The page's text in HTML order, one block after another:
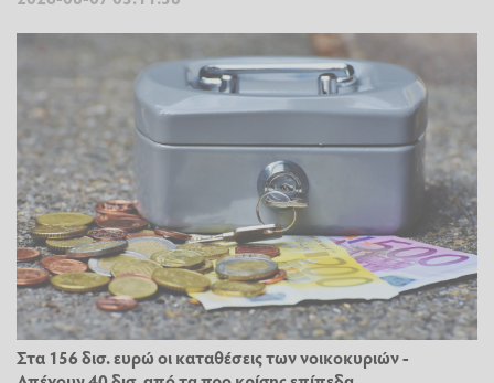
Στα 156 δισ. ευρώ οι καταθέσεις των νοικοκυριών -